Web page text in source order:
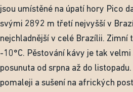
jsou umístěné na úpatí hory Pico
svými 2892 m třetí nejvyšší v
nejchladnější v celé Brazílii. Zimní
-10°C. Pěstování kávy je tak
posunuta od srpna až do
pomaleji a sušení na afrických